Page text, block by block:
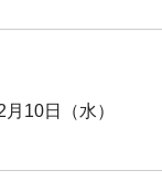
10日（水）